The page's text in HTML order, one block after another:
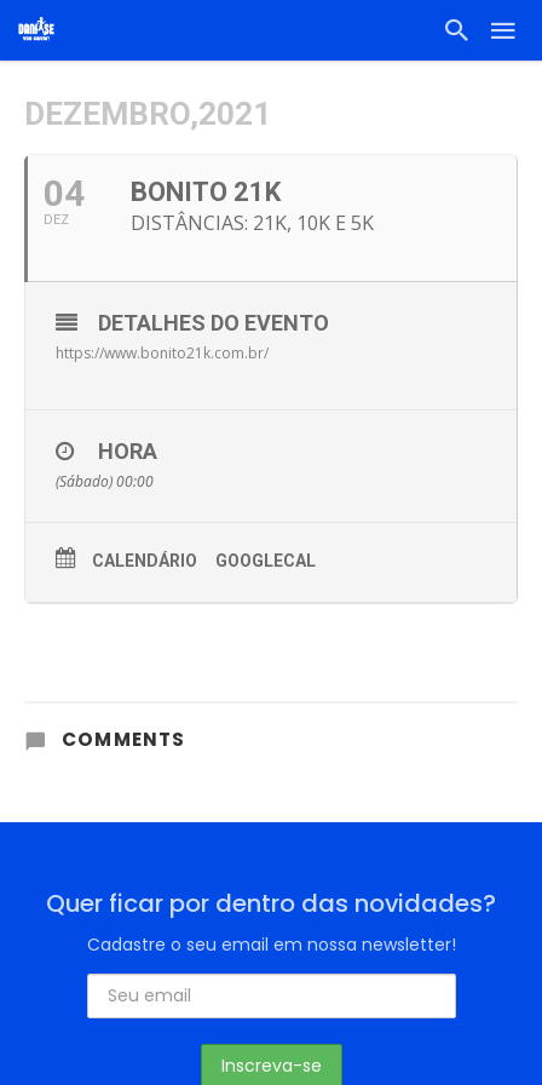
DEZEMBRO,2021
04
DEZ
BONITO 21K
DISTÂNCIAS: 21K, 10K E 5K
DETALHES DO EVENTO
https://www.bonito21k.com.br/
HORA
(Sábado) 00:00
CALENDÁRIO GOOGLECAL
COMMENTS
Quer ficar por dentro das novidades?
Cadastre o seu email em nossa newsletter!